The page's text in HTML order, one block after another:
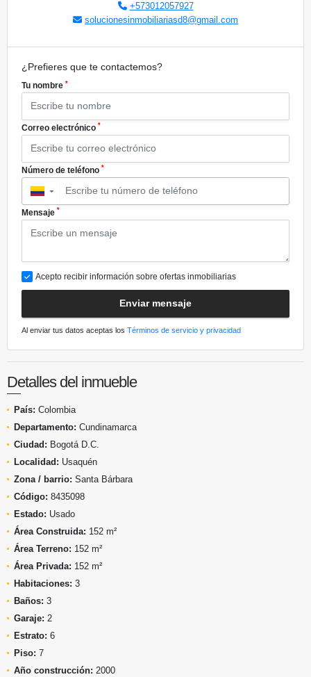
+573012057927
solucionesinmobiliariasd8@gmail.com
¿Prefieres que te contactemos?
Tu nombre *
Correo electrónico *
Número de teléfono *
▼
Mensaje *
Acepto recibir información sobre ofertas inmobiliarias
Enviar mensaje
Al enviar tus datos aceptas los Términos de servicio y privacidad
Detalles del inmueble
País: Colombia
Departamento: Cundinamarca
Ciudad: Bogotá D.C.
Localidad: Usaquén
Zona / barrio: Santa Bárbara
Código: 8435098
Estado: Usado
Área Construida: 152 m²
Área Terreno: 152 m²
Área Privada: 152 m²
Habitaciones: 3
Baños: 3
Garaje: 2
Estrato: 6
Piso: 7
Año construcción: 2000